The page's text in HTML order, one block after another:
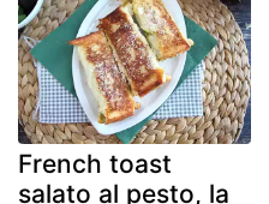
French toast
salato al pesto, la